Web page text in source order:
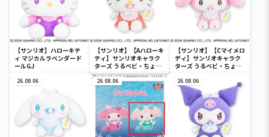
【サンリオ】ハローキテ
ィ マジカルラベンダード
ールGJ
【サンリオ】【Aハローキ
ティ】サンリオキャラク
ターズ うるベビ・ちょい
デカドール
【サンリオ】【Cマイメロ
ディ】サンリオキャラク
ターズ うるベビ・ちょい
26.08.06 26.08.06 26.08.06